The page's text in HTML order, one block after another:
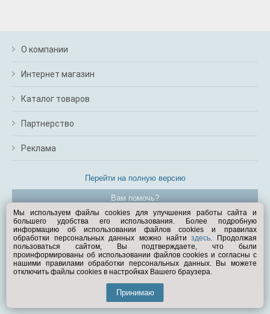
О компании
Интернет магазин
Каталог товаров
Партнерство
Реклама
Перейти на полную версию
Вам помочь?
© Exist.ru 1998—2026
Мы используем файлы cookies для улучшения работы сайта и
большего удобства его использования. Более подробную
информацию об использовании файлов cookies и правилах
обработки персональных данных можно найтиздесь. Продолжая
пользоваться сайтом, Вы подтверждаете, что были
проинформированы об использовании файлов cookies и согласны с
нашими правилами обработки персональных данных. Вы можете
отключить файлы cookies в настройках Вашего браузера.
Принимаю